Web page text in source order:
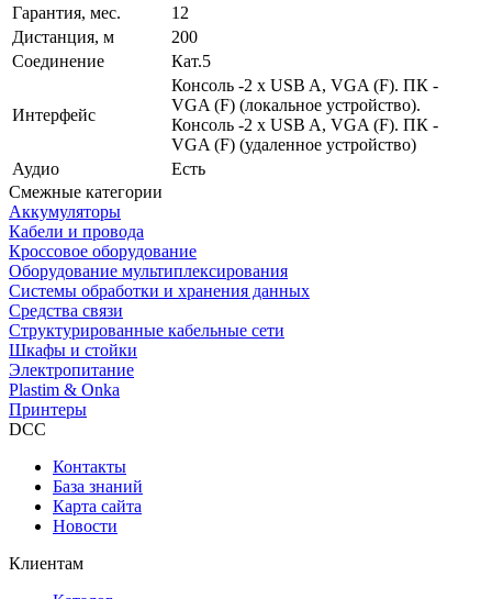
Гарантия, мес.
12
Дистанция, м
200
Соединение
Кат.5
Интерфейс
Консоль -2 x USB A, VGA (F). ПК -
VGA (F) (локальное устройство).
Консоль -2 x USB A, VGA (F). ПК -
VGA (F) (удаленное устройство)
Аудио
Есть
Смежные категории
Аккумуляторы
Кабели и провода
Кроссовое оборудование
Оборудование мультиплексирования
Системы обработки и хранения данных
Средства связи
Структурированные кабельные сети
Шкафы и стойки
Электропитание
Plastim & Onka
Принтеры
DCC
Контакты
База знаний
Карта сайта
Новости
Клиентам